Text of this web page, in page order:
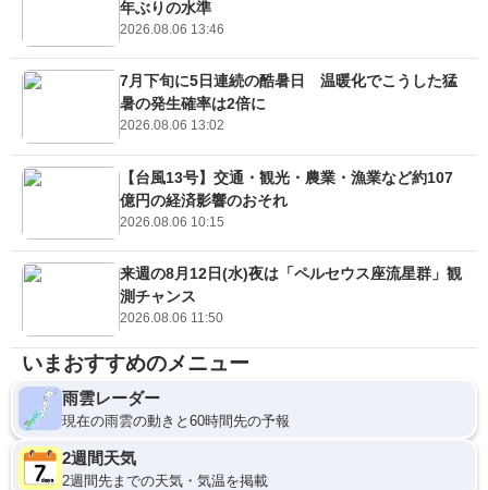
年ぶりの水準
2026.08.06 13:46
7月下旬に5日連続の酷暑日 温暖化でこうした猛
暑の発生確率は2倍に
2026.08.06 13:02
【台風13号】交通・観光・農業・漁業など約107
億円の経済影響のおそれ
2026.08.06 10:15
来週の8月12日(水)夜は「ペルセウス座流星群」観
測チャンス
2026.08.06 11:50
いまおすすめのメニュー
雨雲レーダー
現在の雨雲の動きと60時間先の予報
2週間天気
2週間先までの天気・気温を掲載